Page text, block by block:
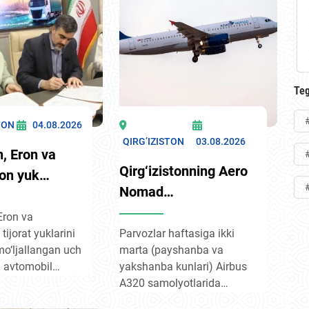
va raqamli
forumi va B2B
muzokaralari boʼlib
investitsiya hamkorligi,
sanoat kooperatsiyasi,
eksport va qoʼshma
borilmoqda.
04.08.2026
Eron va
yuk
yangi
va
tijorat yuklarini
uch
avtomobil
QIRG’IZISTON 03.08.2026
Qirg‘izistonning Aero
Nomad
aviakompaniyasi 23-
avgustdan boshlab
“Bishkek – Toshkent”
yo‘nalishida
Parvozlar haftasiga ikki
marta (payshanba va
yakshanba kunlari) Airbus
A320 samolyotlarida